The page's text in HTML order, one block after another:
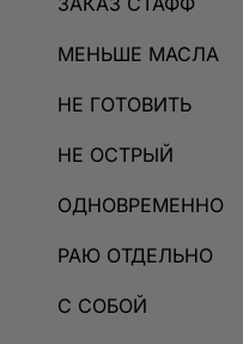
МЕНЬШЕ МАСЛА
НЕ ГОТОВИТЬ
НЕ ОСТРЫЙ
ОДНОВРЕМЕННО
РАЮ ОТДЕЛЬНО
С СОБОЙ